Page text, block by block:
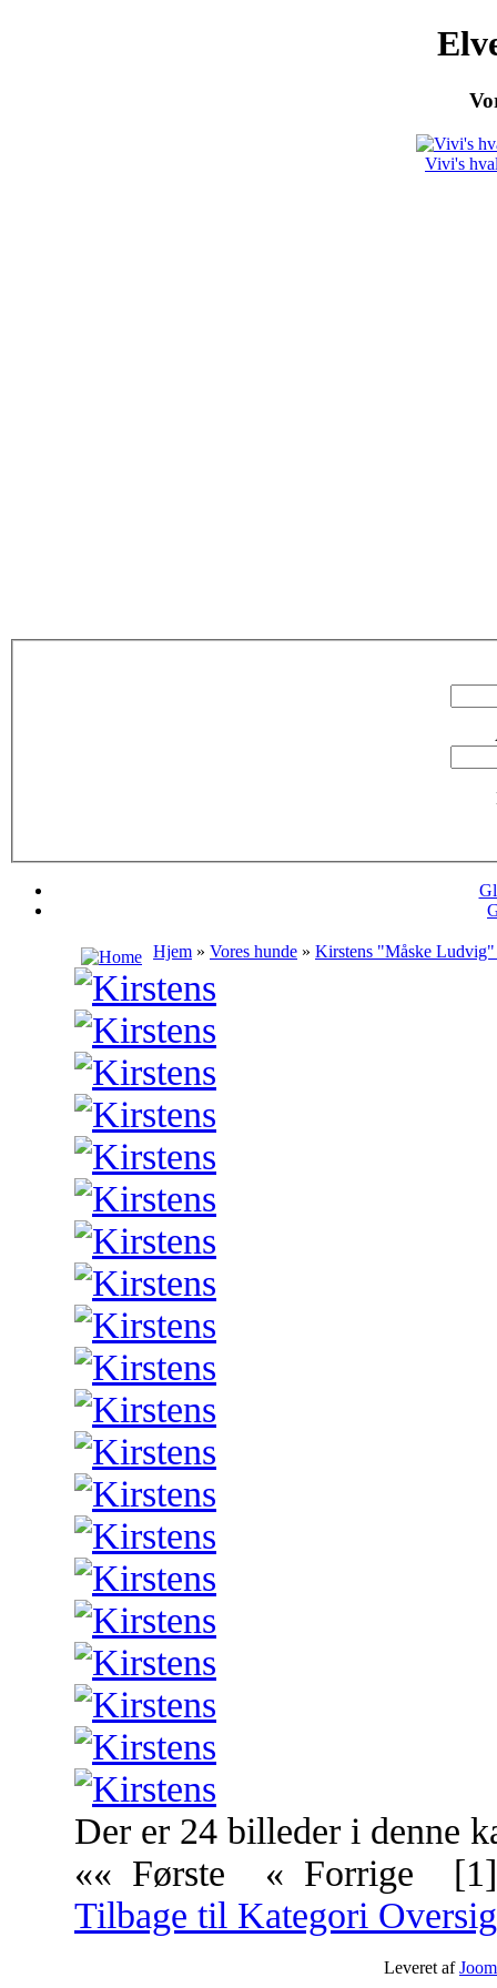
Vivi's
Hjem » Vores hunde » Kirstens "Måske Ludvig"
Der er 24 billeder i denne
«« Første
« Forrige
[1]
Tilbage til Kategori
Leveret af